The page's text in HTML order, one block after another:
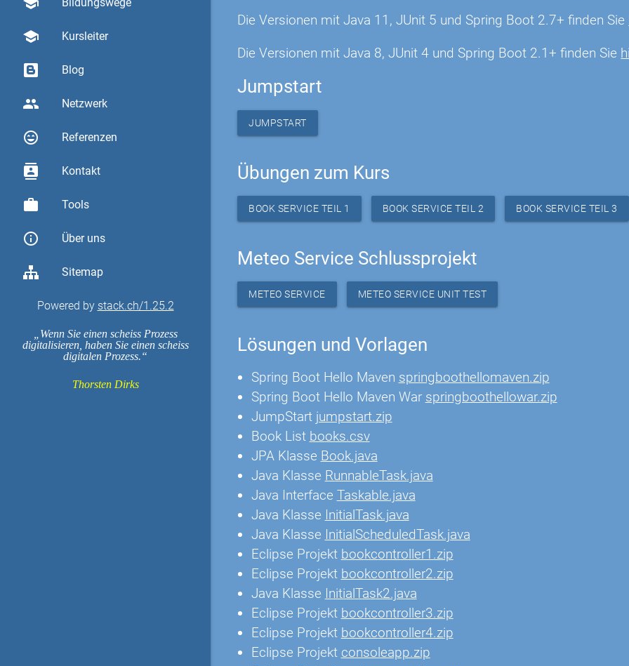
school Kursleiter
Blog
group Netzwerk
sentiment_very_satisfied Referenzen
contacts Kontakt
work Tools
info_outline Über uns
Sitemap
Powered by stack.ch/1.25.2
Wenn Sie einen scheiss Prozess
digitalisieren, haben Sie einen scheiss
digitalen Prozess.
Thorsten Dirks
Die Versionen mit Java 11, JUnit 5 und Spring Boot 2.7+ finden Sie
Die Versionen mit Java 8, JUnit 4 und Spring Boot 2.1+ finden Sie
Jumpstart
JUMPSTART
Übungen zum Kurs
BOOK SERVICE TEIL 1 BOOK SERVICE TEIL 2 BOOK SERVICE TEIL 3
Meteo Service Schlussprojekt
METEO SERVICE METEO SERVICE UNIT TEST
Lösungen und Vorlagen
Spring Boot Hello Maven springboothellomaven.zip
Spring Boot Hello Maven War springboothellowar.zip
JumpStart jumpstart.zip
Book List books.csv
JPA Klasse Book.java
Java Klasse RunnableTask.java
Java Interface Taskable.java
Java Klasse InitialTask.java
Java Klasse InitialScheduledTask.java
Eclipse Projekt bookcontroller1.zip
Eclipse Projekt bookcontroller2.zip
Java Klasse InitialTask2.java
Eclipse Projekt bookcontroller3.zip
Eclipse Projekt bookcontroller4.zip
Eclipse Projekt consoleapp.zip